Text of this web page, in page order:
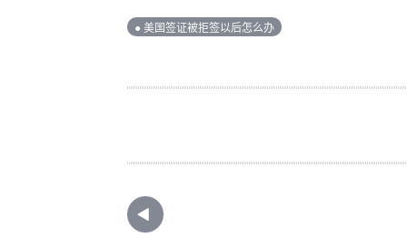
● 美国签证被拒签以后怎么办